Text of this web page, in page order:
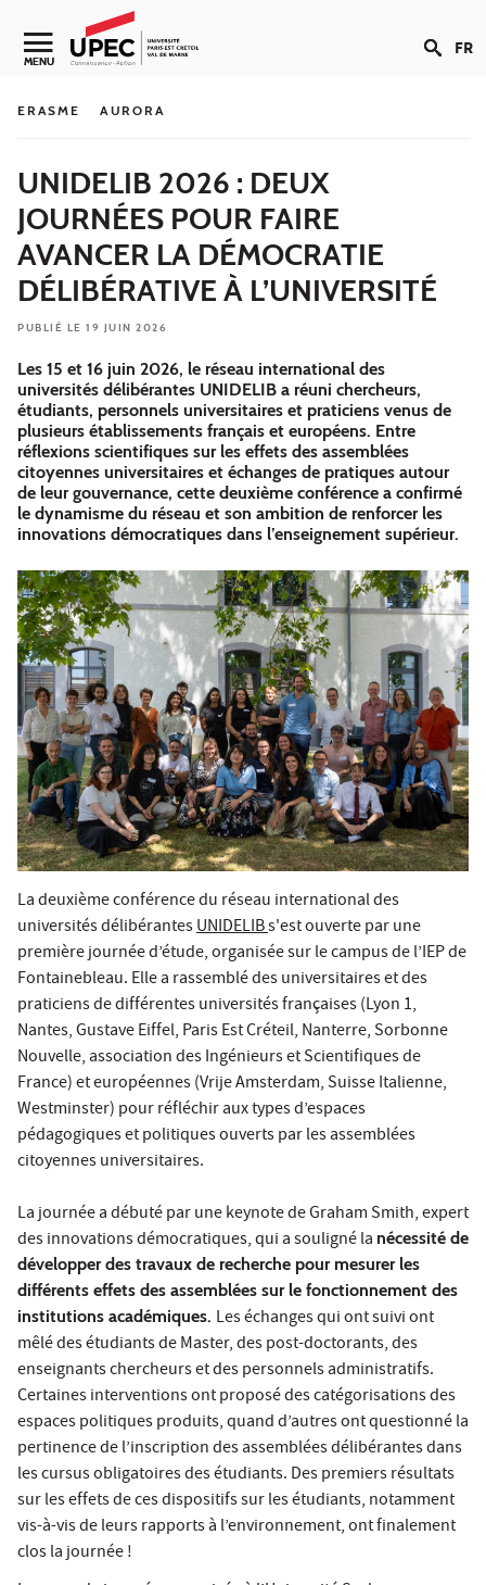
Aller au contenu
Navigation secondaire
MENU FR
ERASME AURORA
UNIDELIB 2026 : DEUX
JOURNÉES POUR FAIRE
AVANCER LA DÉMOCRATIE
DÉLIBÉRATIVE À L’UNIVERSITÉ
PUBLIÉ LE 19 JUIN 2026
Les 15 et 16 juin 2026, le réseau international des
universités délibérantes UNIDELIB a réuni chercheurs,
étudiants, personnels universitaires et praticiens venus de
plusieurs établissements français et européens. Entre
réflexions scientifiques sur les effets des assemblées
citoyennes universitaires et échanges de pratiques autour
de leur gouvernance, cette deuxième conférence a confirmé
le dynamisme du réseau et son ambition de renforcer les
innovations démocratiques dans l’enseignement supérieur.
La deuxième conférence du réseau international des
universités délibérantesUNIDELIBs'est ouverte par une
première journée d’étude, organisée sur le campus de l’IEP de
Fontainebleau. Elle a rassemblé des universitaires et des
praticiens de différentes universités françaises (Lyon 1,
Nantes, Gustave Eiffel, Paris Est Créteil, Nanterre, Sorbonne
Nouvelle, association des Ingénieurs et Scientifiques de
France) et européennes (Vrije Amsterdam, Suisse Italienne,
Westminster) pour réfléchir aux types d’espaces
pédagogiques et politiques ouverts par les assemblées
citoyennes universitaires.
La journée a débuté par une keynote de Graham Smith, expert
des innovations démocratiques, qui a souligné la nécessité de
développer des travaux de recherche pour mesurer les
différents effets des assemblées sur le fonctionnement des
institutions académiques. Les échanges qui ont suivi ont
mêlé des étudiants de Master, des post-doctorants, des
enseignants chercheurs et des personnels administratifs.
Certaines interventions ont proposé des catégorisations des
espaces politiques produits, quand d’autres ont questionné la
pertinence de l’inscription des assemblées délibérantes dans
les cursus obligatoires des étudiants. Des premiers résultats
sur les effets de ces dispositifs sur les étudiants, notamment
vis-à-vis de leurs rapports à l’environnement, ont finalement
clos la journée !